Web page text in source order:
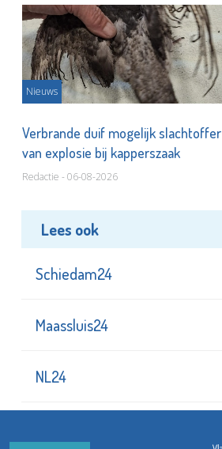
Nieuws
Verbrande duif mogelijk slachtoffer
van explosie bij kapperszaak
Redactie - 06-08-2026
Lees ook
Schiedam24
Maassluis24
NL24